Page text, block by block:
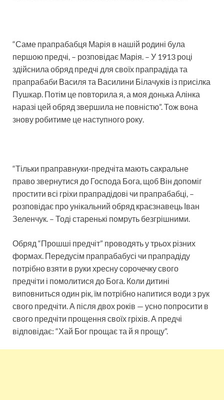
“Саме прапрабабця Марія в нашій родині була
першою предчі, – розповідає Марія. – У 1913 році
здійснила обряд предчі для своїх прапрадіда та
прапрабаби Василя та Василини Білачуків із присілка
Пушкар. Потім це повторила я, а моя донька Алінка
наразі цей обряд звершила не повністю”. Тож вона
знову робитиме це наступного року.
“Тільки праправнуки-предчіта мають сакральне
право звернутися до Господа Бога, щоб Він допоміг
простити всі гріхи прапрадідові чи прапрабабці, –
розповідає про унікальний обряд краєзнавець Іван
Зеленчук. – Тоді старенькі помруть безгрішними.
Обряд “Прошші предчіт” проводять у трьох різних
формах. Передусім прапрабабусі чи прапрадіду
потрібно взяти в руки хресну сорочечку свого
предчіти і помолитися до Бога. Коли дитині
виповниться один рік, їм потрібно напитися води з рук
свого предчіти. А після двох років — усно попросити в
свого предчіти прощення своїх гріхів. А предчі
відповідає: “Хай Бог прощає та й я прощу”.